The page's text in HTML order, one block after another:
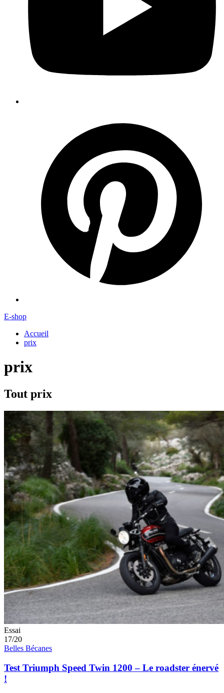
E-shop
Accueil
prix
prix
Tout prix
Essai
17/20
Belles Bécanes
Test Triumph Speed Twin 1200 – Le roadster énervé
!